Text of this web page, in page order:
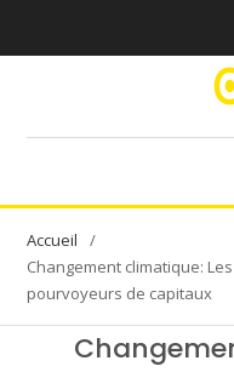
Changement climatique:
pourvoyeurs de capitaux